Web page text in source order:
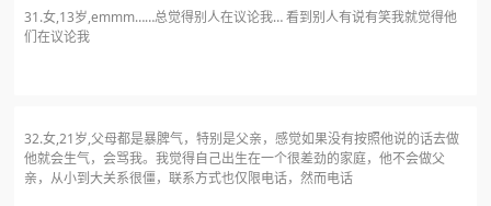
31.女,13岁,emmm……总觉得别人在议论我… 看到别人有说有笑我就觉得他
们在议论我
32.女,21岁,父母都是暴脾气，特别是父亲，感觉如果没有按照他说的话去做
他就会生气，会骂我。我觉得自己出生在一个很差劲的家庭，他不会做父
亲，从小到大关系很僵，联系方式也仅限电话，然而电话